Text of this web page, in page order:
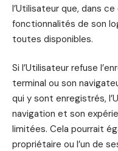
l’Utilisateur que, dans
fonctionnalités de son
toutes disponibles.
Si l’Utilisateur refuse
terminal ou son
qui y sont enregistrés,
navigation et son
limitées. Cela pourrait
propriétaire ou l’un de